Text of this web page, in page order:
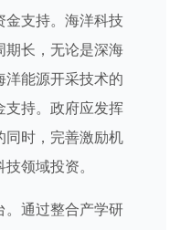
支持。海洋科技
期长，无论是深海
洋能源开采技术的
支持。政府应发挥
同时，完善激励机
领域投资。
通过整合产学研